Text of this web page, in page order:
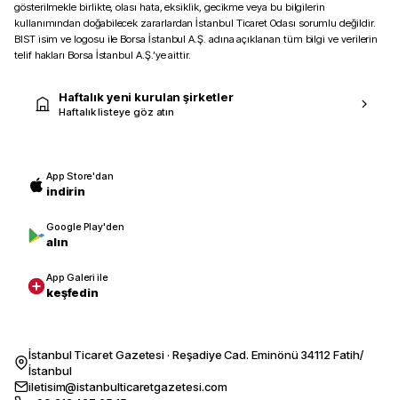
gösterilmekle birlikte, olası hata, eksiklik, gecikme veya bu bilgilerin
kullanımından doğabilecek zararlardan İstanbul Ticaret Odası sorumlu değildir.
BIST isim ve logosu ile Borsa İstanbul A.Ş. adına açıklanan tüm bilgi ve verilerin
telif hakları Borsa İstanbul A.Ş.’ye aittir.
Haftalık yeni kurulan şirketler
Haftalık listeye göz atın
App Store'dan
indirin
Google Play'den
alın
App Galeri ile
keşfedin
İstanbul Ticaret Gazetesi · Reşadiye Cad. Eminönü 34112 Fatih/
İstanbul
iletisim@istanbulticaretgazetesi.com